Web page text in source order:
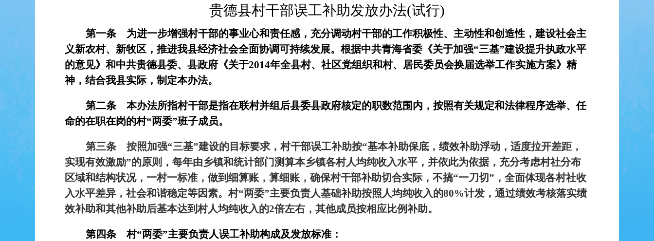
贵德县村干部误工补助发放办法(试行)
第一条
为进一步增强村干部的事业心和责任感，充分调动村干部的工作积极性、主动性和创造性，建设社会主
义新农村、新牧区，推进我县经济社会全面协调可持续发展。根据中共青海省委《关于加强“三基”建设提升执政水平
的意见》和中共贵德县委、县政府《关于2014年全县村、社区党组织和村、居民委员会换届选举工作实施方案》精
神，结合我县实际，制定本办法。
第二条
本办法所指村干部是指在联村并组后县委县政府核定的职数范围内，按照有关规定和法律程序选举、任
命的在职在岗的村“两委”班子成员。
第三条
按照加强“三基”建设的目标要求，村干部误工补助按“基本补助保底，绩效补助浮动，适度拉开差距，
实现有效激励”的原则，每年由乡镇和统计部门测算本乡镇各村人均纯收入水平，并依此为依据，充分考虑村社分布
区域和结构状况，一村一标准，做到细算账，算细账，确保村干部补助切合实际，不搞“一刀切”，全面体现各村社收
入水平差异，社会和谐稳定等因素。村“两委”主要负责人基础补助按照人均纯收入的80%计发，通过绩效考核落实绩
效补助和其他补助后基本达到村人均纯收入的2倍左右，其他成员按相应比例补助。
第四条 村“两委”主要负责人误工补助构成及发放标准：